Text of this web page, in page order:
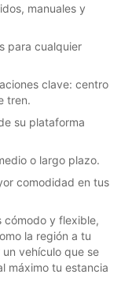
manuales y
para cualquier
clave: centro
tren.
su plataforma
o largo plazo.
comodidad en tus
cómodo y flexible,
la región a tu
vehículo que se
máximo tu estancia